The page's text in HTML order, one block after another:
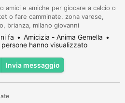
amici e amiche per giocare a calcio o
o fare camminate. zona varese,
brianza, milano giovanni
fa
Amicizia - Anima Gemella
hanno visualizzato
Invia messaggio